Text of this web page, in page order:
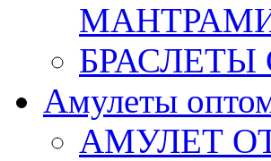
БРАСЛЕТЫ
Амулеты
АМУЛЕТ